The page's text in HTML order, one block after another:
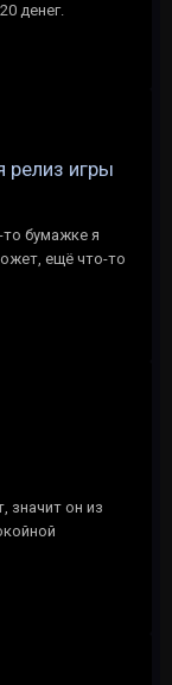
денег.
релиз игры
бумажке я
ещё что-то
значит он из